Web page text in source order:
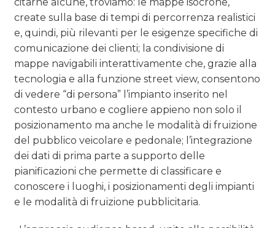
create sulla base di tempi di percorrenza realistici
e, quindi, più rilevanti per le esigenze specifiche di
comunicazione dei clienti; la condivisione di
mappe navigabili interattivamente che, grazie alla
tecnologia e alla funzione street view, consentono
di vedere “di persona” l’impianto inserito nel
contesto urbano e cogliere appieno non solo il
posizionamento ma anche le modalità di fruizione
del pubblico veicolare e pedonale; l’integrazione
dei dati di prima parte a supporto delle
pianificazioni che permette di classificare e
conoscere i luoghi, i posizionamenti degli impianti
e le modalità di fruizione pubblicitaria.